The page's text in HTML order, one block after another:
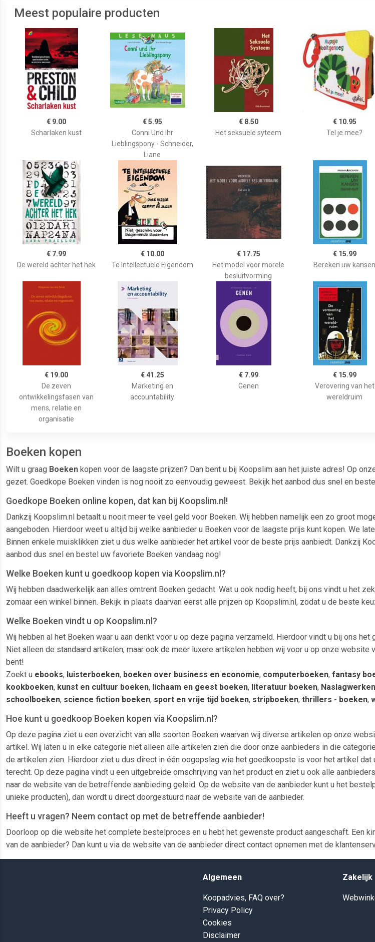
Meest populaire producten
€ 9.00
Scharlaken kust
€ 5.95
Conni Und Ihr
Lieblingspony - Schneider,
Liane
€ 8.50
Het seksuele syteem
€ 10.95
Tel je mee?
€ 7.99
De wereld achter het hek
€ 10.00
Te Intellectuele Eigendom
€ 17.75
Het model voor morele
besluitvorming
€ 15.99
Bereken uw kansen
€ 19.00
De zeven
ontwikkelingsfasen van
mens, relatie en
organisatie
€ 41.25
Marketing en
accountability
€ 7.99
Genen
€ 15.99
Verovering van het
wereldruim
Boeken kopen
Wilt u graag Boeken kopen voor de laagste prijzen? Dan bent u bij Koopslim aan het juiste adres! Op
gezet. Goedkope Boeken vinden is nog nooit zo eenvoudig geweest. Bekijk het aanbod dus snel en
Goedkope Boeken online kopen, dat kan bij Koopslim.nl!
Dankzij Koopslim.nl betaalt u nooit meer te veel geld voor Boeken. Wij hebben namelijk een zo groot
aangeboden. Hierdoor weet u altijd bij welke aanbieder u Boeken voor de laagste prijs kunt kopen. We
Binnen enkele muisklikken ziet u dus welke aanbieder het artikel voor de beste prijs aanbiedt. Dankzij
aanbod dus snel en bestel uw favoriete Boeken vandaag nog!
Welke Boeken kunt u goedkoop kopen via Koopslim.nl?
Wij hebben daadwerkelijk aan alles omtrent Boeken gedacht. Wat u ook nodig heeft, bij ons vindt u het
zomaar een winkel binnen. Bekijk in plaats daarvan eerst alle prijzen op Koopslim.nl, zodat u de beste
Welke Boeken vindt u op Koopslim.nl?
Wij hebben al het Boeken waar u aan denkt voor u op deze pagina verzameld. Hierdoor vindt u bij ons
Niet alleen de standaard artikelen, maar ook de meer luxere artikelen hebben wij voor u op onze
bent!
Zoekt u ebooks, luisterboeken, boeken over business en economie, computerboeken, fantasy
kookboeken, kunst en cultuur boeken, lichaam en geest boeken, literatuur boeken,
schoolboeken, science fiction boeken, sport en vrije tijd boeken, stripboeken, thrillers - boeken,
Hoe kunt u goedkoop Boeken kopen via Koopslim.nl?
Op deze pagina ziet u een overzicht van alle soorten Boeken waarvan wij diverse artikelen op onze
artikel. Wij laten u in elke categorie niet alleen alle artikelen zien die door onze aanbieders in die
de artikelen zien. Hierdoor ziet u dus direct in één oogopslag wie het goedkoopste is voor het artikel
terecht. Op deze pagina vindt u een uitgebreide omschrijving van het product en ziet u ook alle
naar de website van de betreffende aanbieding geleid. Op de website van de aanbieder kunt u het
unieke producten), dan wordt u direct doorgestuurd naar de website van de aanbieder.
Heeft u vragen? Neem contact op met de betreffende aanbieder!
Doorloop op die website het complete bestelproces en u hebt het gewenste product aangeschaft. Een
van de aanbieder? Dan kunt u via de website van de aanbieder direct contact opnemen met de
Algemeen
Koopadvies, FAQ over?
Privacy Policy
Cookies
Disclaimer
Zakelijk